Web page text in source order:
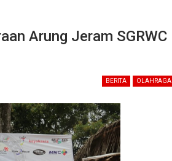
Arung Jeram SGRWC
BERITA OLAHRAGA